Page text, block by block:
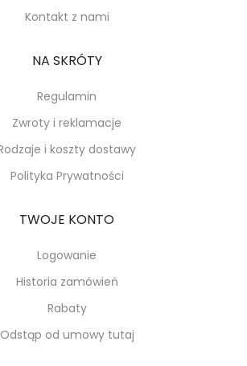
Kontakt z nami
NA SKRÓTY
Regulamin
Zwroty i reklamacje
i koszty dostawy
Polityka Prywatności
TWOJE KONTO
Logowanie
Historia zamówień
Rabaty
Odstąp od umowy tutaj